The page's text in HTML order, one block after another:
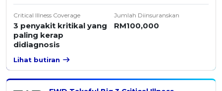
Critical Illness Coverage
3 penyakit kritikal yang
paling kerap
didiagnosis
Jumlah Diinsuranskan
RM100,000
Lihat butiran